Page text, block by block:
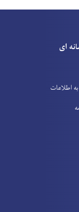
ای
اطلاعات